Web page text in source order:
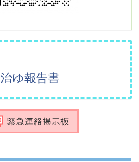
治ゆ報告書